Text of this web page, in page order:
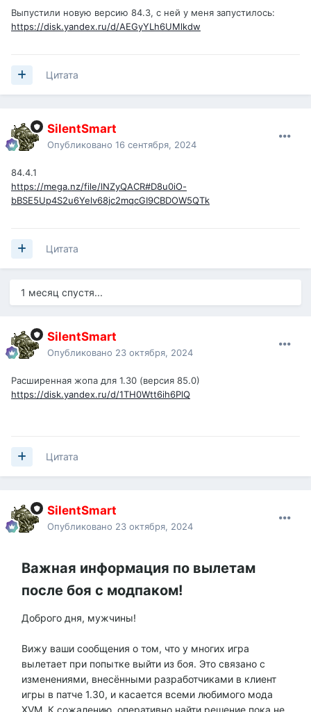
Выпустили новую версию 84.3, с ней у меня запустилось:
https://disk.yandex.ru/d/AEGyYLh6UMlkdw
Цитата
SilentSmart
Опубликовано 16 сентября, 2024
84.4.1
https://mega.nz/file/lNZyQACR#D8u0iO-
bBSE5Up4S2u6Yelv68jc2mqcGI9CBDOW5QTk
Цитата
1 месяц спустя...
SilentSmart
Опубликовано 23 октября, 2024
Расширенная жопа для 1.30 (версия 85.0)
https://disk.yandex.ru/d/1TH0Wtt6ih6PlQ
Цитата
SilentSmart
Опубликовано 23 октября, 2024
Важная информация по вылетам
после боя с модпаком!
Доброго дня, мужчины!
Вижу ваши сообщения о том, что у многих игра
вылетает при попытке выйти из боя. Это связано с
изменениями, внесёнными разработчиками в клиент
игры в патче 1.30, и касается всеми любимого мода